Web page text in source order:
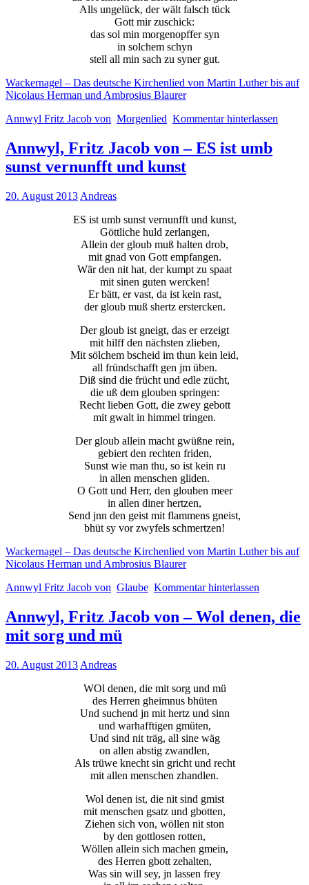
Alls ungelück, der wält falsch tück
Gott mir zuschick:
das sol min morgenopffer syn
in solchem schyn
stell all min sach zu syner gut.
Wackernagel – Das deutsche Kirchenlied von Martin Luther bis auf
Nicolaus Herman und Ambrosius Blaurer
Annwyl Fritz Jacob von Morgenlied Kommentar hinterlassen
Annwyl, Fritz Jacob von – ES ist umb
sunst vernunfft und kunst
20. August 2013 Andreas
ES ist umb sunst vernunfft und kunst,
Göttliche huld zerlangen,
Allein der gloub muß halten drob,
mit gnad von Gott empfangen.
Wär den nit hat, der kumpt zu spaat
mit sinen guten wercken!
Er bätt, er vast, da ist kein rast,
der gloub muß shertz erstercken.
Der gloub ist gneigt, das er erzeigt
mit hilff den nächsten zlieben,
Mit sölchem bscheid im thun kein leid,
all fründschafft gen jm üben.
Diß sind die frücht und edle zücht,
die uß dem glouben springen:
Recht lieben Gott, die zwey gebott
mit gwalt in himmel tringen.
Der gloub allein macht gwüßne rein,
gebiert den rechten friden,
Sunst wie man thu, so ist kein ru
in allen menschen gliden.
O Gott und Herr, den glouben meer
in allen diner hertzen,
Send jnn den geist mit flammens gneist,
bhüt sy vor zwyfels schmertzen!
Wackernagel – Das deutsche Kirchenlied von Martin Luther bis auf
Nicolaus Herman und Ambrosius Blaurer
Annwyl Fritz Jacob von Glaube Kommentar hinterlassen
Annwyl, Fritz Jacob von – Wol denen, die
mit sorg und mü
20. August 2013 Andreas
WOl denen, die mit sorg und mü
des Herren gheimnus bhüten
Und suchend jn mit hertz und sinn
und warhafftigen gmüten,
Und sind nit träg, all sine wäg
on allen abstig zwandlen,
Als trüwe knecht sin gricht und recht
mit allen menschen zhandlen.
Wol denen ist, die nit sind gmist
mit menschen gsatz und gbotten,
Ziehen sich von, wöllen nit ston
by den gottlosen rotten,
Wöllen allein sich machen gmein,
des Herren gbott zehalten,
Was sin will sey, jn lassen frey